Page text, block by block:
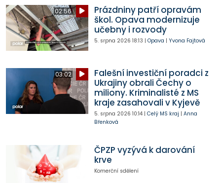
02:56
Prázdniny patří opravám
škol. Opava modernizuje
učebny i rozvody
5. srpna 2026 18:13 | Opava | Yvona Fajtová
03:02
Falešní investiční poradci z
Ukrajiny obrali Čechy o
miliony. Kriminalisté z MS
kraje zasahovali v Kyjevě
5. srpna 2026 10:14| Celý MS kraj | Anna
Břenková
ČPZP vyzývá k darování
krve
Komerční sdělení